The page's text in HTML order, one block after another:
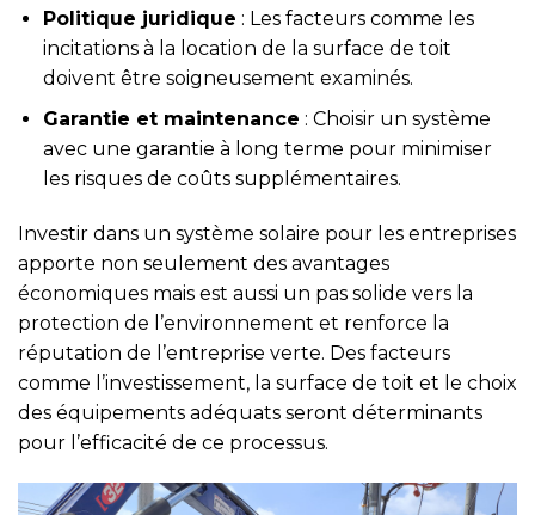
Politique juridique : Les facteurs comme les
incitations à la location de la surface de toit
doivent être soigneusement examinés.
Garantie et maintenance : Choisir un système
avec une garantie à long terme pour minimiser
les risques de coûts supplémentaires.
Investir dans un système solaire pour les entreprises
apporte non seulement des avantages
économiques mais est aussi un pas solide vers la
protection de l’environnement et renforce la
réputation de l’entreprise verte. Des facteurs
comme l’investissement, la surface de toit et le choix
des équipements adéquats seront déterminants
pour l’efficacité de ce processus.